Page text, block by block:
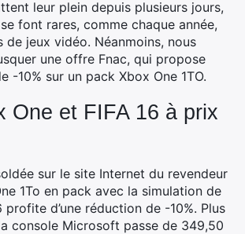
leur plein depuis plusieurs jours,
font rares, comme chaque année,
de jeux vidéo. Néanmoins, nous
une offre Fnac, qui propose
-10% sur un pack Xbox One 1TO.
One et FIFA 16 à prix
sur le site Internet du revendeur
1To en pack avec la simulation de
profite d’une réduction de -10%. Plus
console Microsoft passe de 349,50